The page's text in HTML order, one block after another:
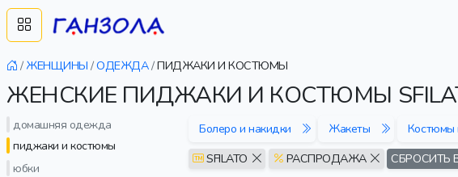
/ ЖЕНЩИНЫ /ОДЕЖДА/ПИДЖАКИ И КОСТЮМЫ
ЖЕНСКИЕ ПИДЖАКИ И КОСТЮМЫ
домашняя одежда
пиджаки и костюмы
юбки
Болеро и накидки Жакеты Костюмы
SFILATO
РАСПРОДАЖА
СБРОСИТЬ